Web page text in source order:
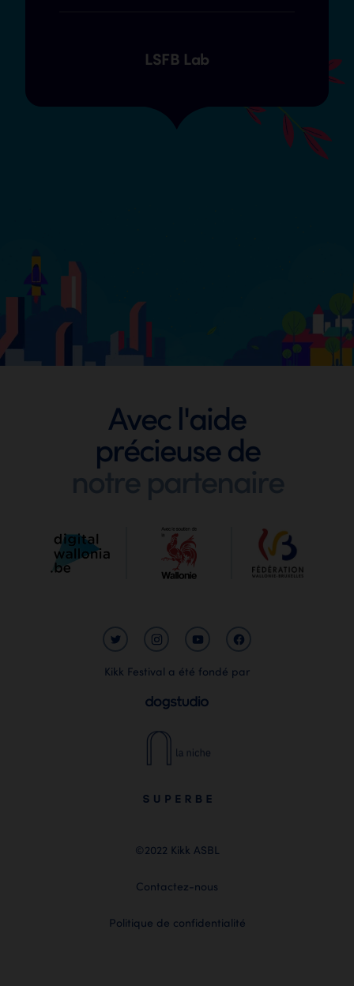
LSFB Lab
Footer
Avec l'aide
précieuse de
notre partenaire
Kikk Festival a été fondé par
©2022 Kikk ASBL
Contactez-nous
Politique de confidentialité